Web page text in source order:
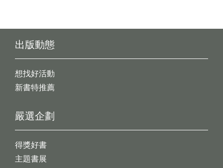
出版動態
想找好活動
新書特推薦
嚴選企劃
得獎好書
主題書展